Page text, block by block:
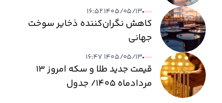
۱۴۰۵/۰۵/۱۳ ۱۶:۵۲
کاهش نگران‌کننده ذخایر سوخت
جهانی
۱۴۰۵/۰۵/۱۳ ۱۶:۴۷
قیمت جدید طلا و سکه امروز ۱۳
مردادماه ۱۴۰۵/ جدول